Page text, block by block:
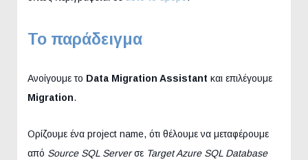
Το παράδειγμα
Ανοίγουμε το Data Migration Assistant και επιλέγουμε
Migration.
Ορίζουμε ένα project name, ότι θέλουμε να μεταφέρουμε
από Source SQL Serverσε Target Azure SQL Database